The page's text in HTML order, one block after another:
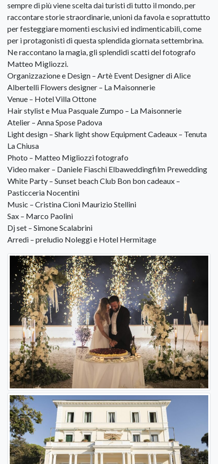
sempre di più viene scelta dai turisti di tutto il mondo, per
raccontare storie straordinarie, unioni da favola e soprattutto
per festeggiare momenti esclusivi ed indimenticabili, come
per i protagonisti di questa splendida giornata settembrina.
Ne raccontano la magia, gli splendidi scatti del fotografo
Matteo Migliozzi.
Organizzazione e Design – Artè Event Designer di Alice
Albertelli Flowers designer – La Maisonnerie
Venue – Hotel Villa Ottone
Hair stylist e Mua Pasquale Zumpo – La Maisonnerie
Atelier – Anna Spose Padova
Light design – Shark light show Equipment Cadeaux – Tenuta
La Chiusa
Photo – Matteo Migliozzi fotografo
Video maker – Daniele Fiaschi Elbaweddingfilm Prewedding
White Party – Sunset beach Club Bon bon cadeaux –
Pasticceria Nocentini
Music – Cristina Cioni Maurizio Stellini
Sax – Marco Paolini
Dj set – Simone Scalabrini
Arredi – preludio Noleggi e Hotel Hermitage